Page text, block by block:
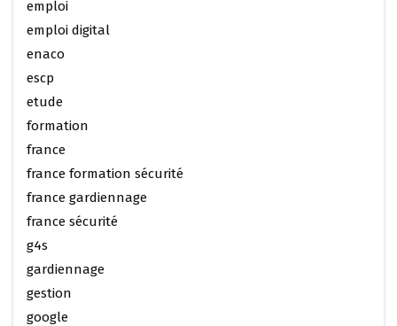
emploi
emploi digital
enaco
escp
etude
formation
france
france formation sécurité
france gardiennage
france sécurité
g4s
gardiennage
gestion
google